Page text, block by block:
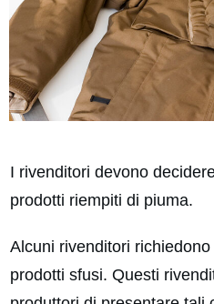
I rivenditori devono
prodotti riempiti di piuma.
Alcuni rivenditori
prodotti sfusi. Questi